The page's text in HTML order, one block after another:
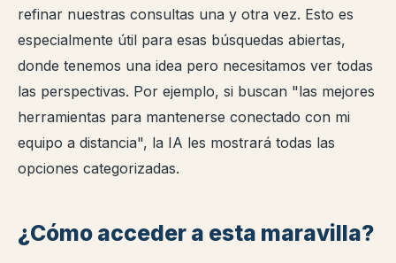
refinar nuestras consultas una y otra vez. Esto es
especialmente útil para esas búsquedas abiertas,
donde tenemos una idea pero necesitamos ver todas
las perspectivas. Por ejemplo, si buscan "las mejores
herramientas para mantenerse conectado con mi
equipo a distancia", la IA les mostrará todas las
opciones categorizadas.
¿Cómo acceder a esta maravilla?